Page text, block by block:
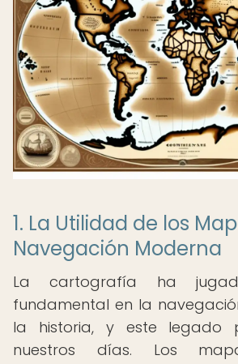
1. La Utilidad de los
Navegación Moderna
La cartografía ha
fundamental en la
la historia, y este legado
nuestros días. Los